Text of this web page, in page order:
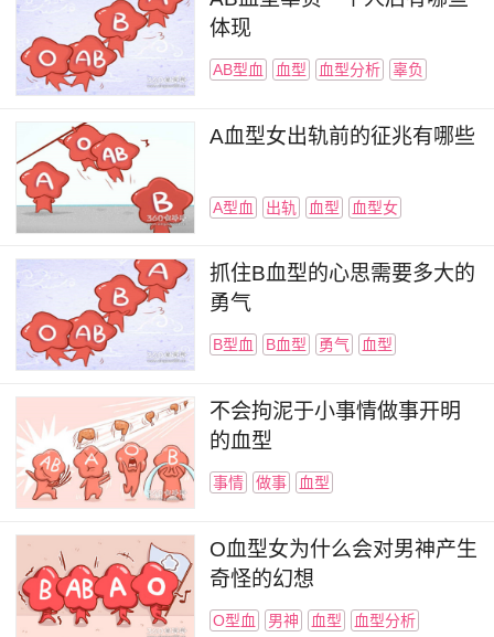
体现
AB型血 血型 血型分析 辜负
A血型女出轨前的征兆有哪些
A型血 出轨 血型 血型女
抓住B血型的心思需要多大的
勇气
B型血 B血型 勇气 血型
不会拘泥于小事情做事开明
的血型
事情 做事 血型
O血型女为什么会对男神产生
奇怪的幻想
O型血 男神 血型 血型分析